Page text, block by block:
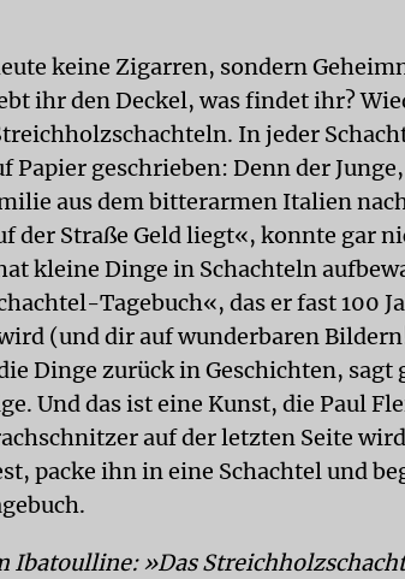
keine Zigarren, sondern
ihr den Deckel, was findet ihr?
In jeder
Papier geschrieben: Denn der
aus dem bitterarmen Italien
der Straße Geld liegt«, konnte gar
kleine Dinge in Schachteln
Tagebuch«, das er fast 100
(und dir auf wunderbaren
Dinge zurück in Geschichten, sagt
Und das ist eine Kunst, die Paul
auf der letzten Seite
packe ihn in eine Schachtel und
Ibatoulline: »Das